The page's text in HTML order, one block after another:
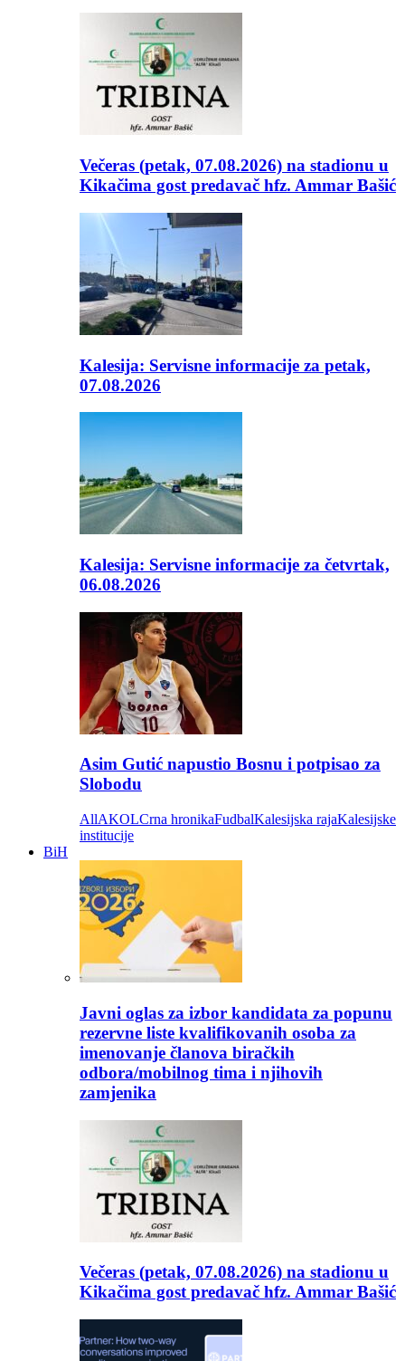
Večeras (petak, 07.08.2026) na stadionu u
Kikačima gost predavač hfz. Ammar Bašić
Kalesija: Servisne informacije za petak,
07.08.2026
Kalesija: Servisne informacije za četvrtak,
06.08.2026
Asim Gutić napustio Bosnu i potpisao za
Slobodu
AllAKOLCrna hronikaFudbalKalesijska rajaKalesijske
institucije
BiH
Javni oglas za izbor kandidata za popunu
rezervne liste kvalifikovanih osoba za
imenovanje članova biračkih
odbora/mobilnog tima i njihovih
zamjenika
Večeras (petak, 07.08.2026) na stadionu u
Kikačima gost predavač hfz. Ammar Bašić